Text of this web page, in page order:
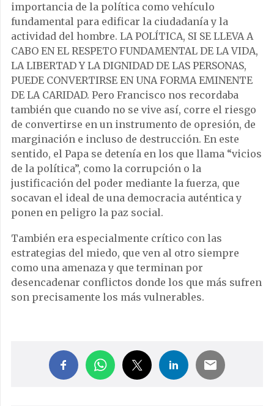
importancia de la política como vehículo
fundamental para edificar la ciudadanía y la
actividad del hombre. LA POLÍTICA, SI SE LLEVA A
CABO EN EL RESPETO FUNDAMENTAL DE LA VIDA,
LA LIBERTAD Y LA DIGNIDAD DE LAS PERSONAS,
PUEDE CONVERTIRSE EN UNA FORMA EMINENTE
DE LA CARIDAD. Pero Francisco nos recordaba
también que cuando no se vive así, corre el riesgo
de convertirse en un instrumento de opresión, de
marginación e incluso de destrucción. En este
sentido, el Papa se detenía en los que llama “vicios
de la política”, como la corrupción o la
justificación del poder mediante la fuerza, que
socavan el ideal de una democracia auténtica y
ponen en peligro la paz social.
También era especialmente crítico con las
estrategias del miedo, que ven al otro siempre
como una amenaza y que terminan por
desencadenar conflictos donde los que más sufren
son precisamente los más vulnerables.